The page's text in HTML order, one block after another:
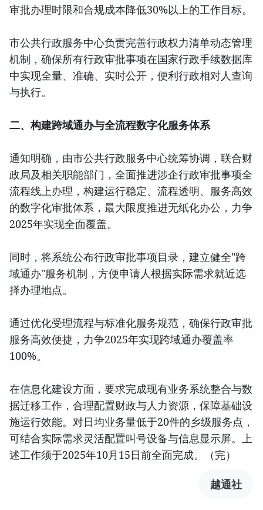
审批办理时限和合规成本降低30%以上的工作目标。
市公共行政服务中心负责完善行政权力清单动态管理
机制，确保所有行政审批事项在国家行政手续数据库
中实现全量、准确、实时公开，便利行政相对人查询
与执行。
二、构建跨域通办与全流程数字化服务体系
通知明确，由市公共行政服务中心统筹协调，联合财
政局及相关职能部门，全面推进涉企行政审批事项全
流程线上办理，构建运行稳定、流程透明、服务高效
的数字化审批体系，最大限度推进无纸化办公，力争
2025年实现全面覆盖。
同时，将系统公布行政审批事项目录，建立健全"跨
域通办"服务机制，方便申请人根据实际需求就近选
择办理地点。
通过优化受理流程与标准化服务规范，确保行政审批
服务高效便捷，力争2025年实现跨域通办覆盖率
100%。
在信息化建设方面，要求完成现有业务系统整合与数
据迁移工作，合理配置财政与人力资源，保障基础设
施运行效能。对日均业务量低于20件的乡级服务点，
可结合实际需求灵活配置叫号设备与信息显示屏。上
述工作须于2025年10月15日前全面完成。（完）
越通社